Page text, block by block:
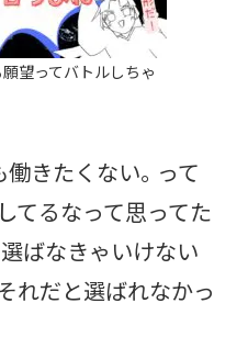
望ってバトルしちゃ
働きたくない。って
てるなって思ってた
ばなきゃいけない
れだと選ばれなかっ